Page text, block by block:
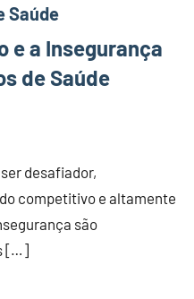
Saúde
e a Insegurança
de Saúde
desafiador,
competitivo e altamente
são
[…]